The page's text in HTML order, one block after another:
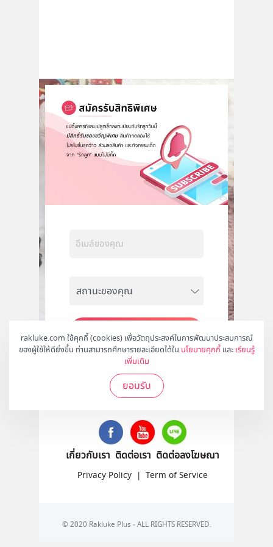
rakluke.com ใช้คุกกี้ (cookies) เพื่อวัตถุประสงค์ในการพัฒนาประสบการณ์
ของผู้ใช้ให้ดียิ่งขึ้น ท่านสามารถศึกษารายละเอียดได้ใน นโยบายคุกกี้ และ เรียนรู้
เพิ่มเติม
ยอมรับ
สมัคร
ติดตามเราได้ที่
เกี่ยวกับเรา ติดต่อเรา ติดต่อลงโฆษณา
Privacy Policy | Term of Service
© 2020 Rakluke Plus - ALL RIGHTS RESERVED.